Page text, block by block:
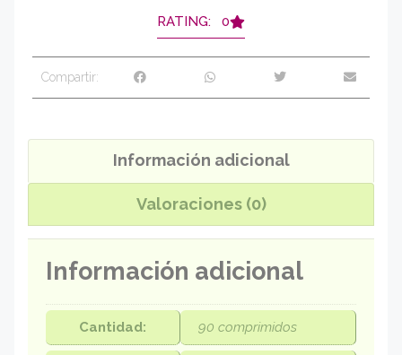
RATING: 0
Compartir:
Información adicional
Valoraciones (0)
Información adicional
Cantidad: 90 comprimidos